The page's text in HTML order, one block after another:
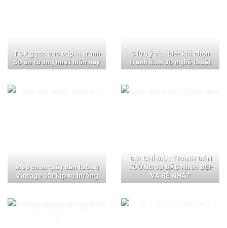
TOP gạch cao cấp in tranh
5D ấn tượng nhất hiện nay
5 lưu ý cần biết khi chọn
tranh kính 3D nghệ thuật
Mẹo chọn giấy dán tường
Vintage bắt kịp xu hướng
ĐỊA CHỈ BÁN TRANH DÁN
TƯỜNG 3D BẮC NINH ĐẸP
VÀ RẺ NHẤT